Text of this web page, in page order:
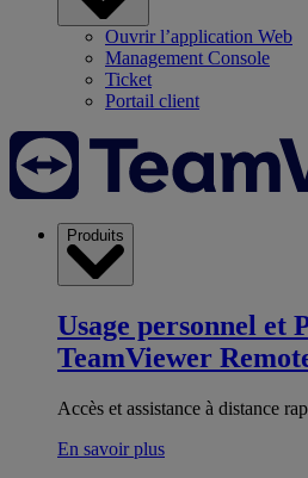
Ouvrir l’application Web
Management Console
Ticket
Portail client
Produits
Usage personnel et
TeamViewer
Accès et assistance à distance
En savoir plus